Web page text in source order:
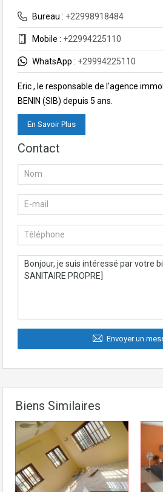
Bureau : +22998918484
Mobile : +22994225110
WhatsApp : +29994225110
Eric , le responsable de l'agence
BENIN (SIB) depuis 5 ans.
En Savoir Plus
Contact
Envoyer un
Biens Similaires